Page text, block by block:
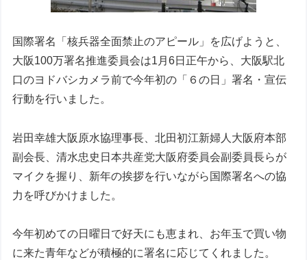
国際署名「核兵器全面禁止のアピール」を広げようと、
大阪100万署名推進委員会は1月6日正午から、大阪駅北
口のヨドバシカメラ前で今年初の「６の日」署名・宣伝
行動を行いました。
岩田幸雄大阪原水協理事長、北田初江新婦人大阪府本部
副会長、清水忠史日本共産党大阪府委員会副委員長らが
マイクを握り、新年の挨拶を行いながら国際署名への協
力を呼びかけました。
今年初めての日曜日で好天にも恵まれ、お年玉で買い物
に来た青年などが積極的に署名に応じてくれました。